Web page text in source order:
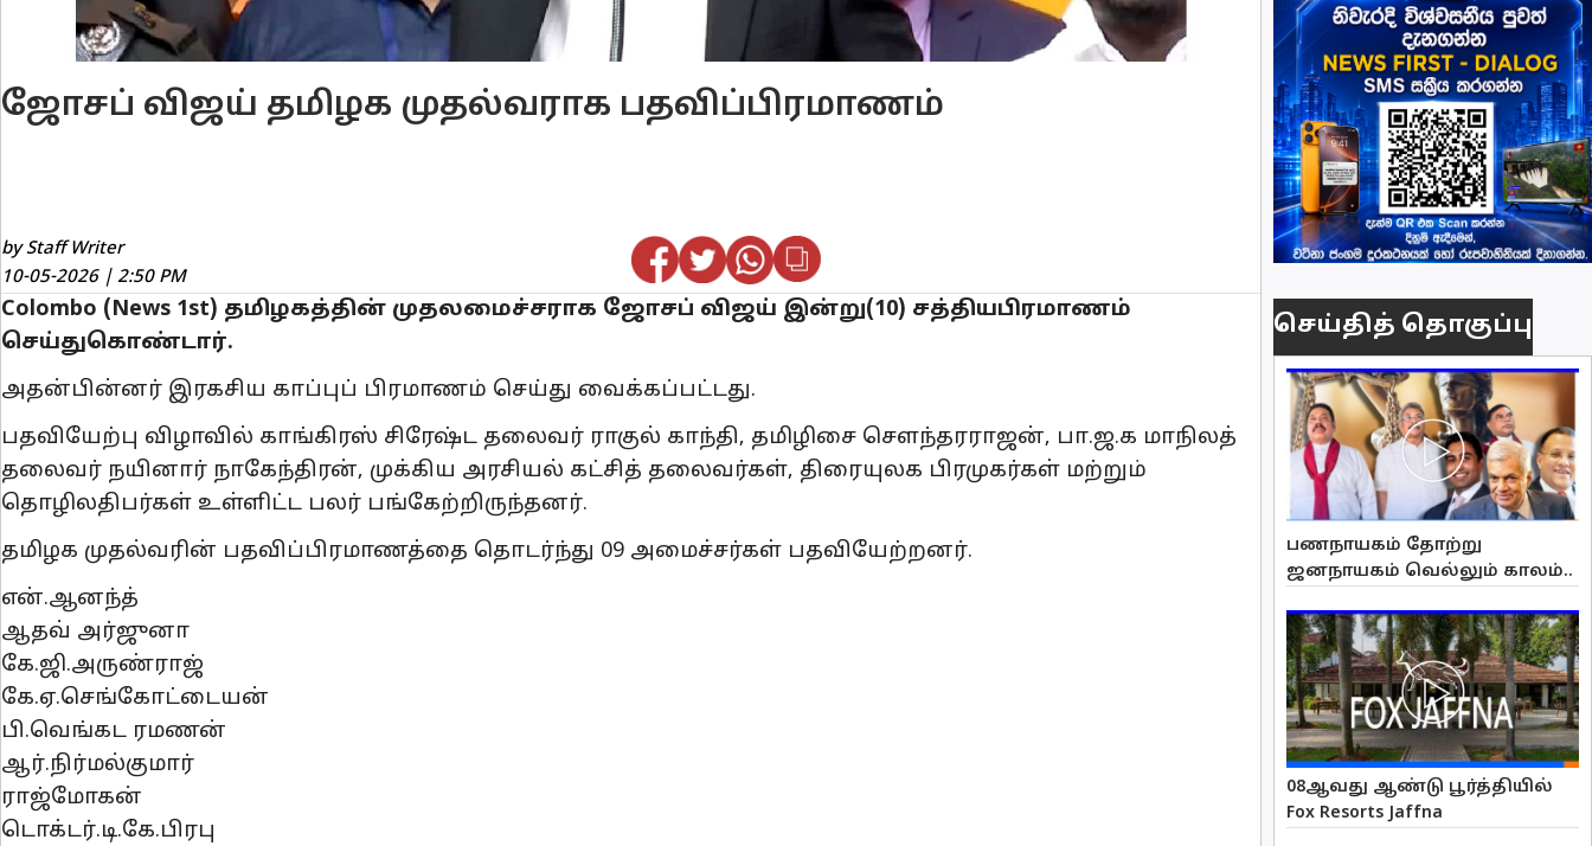
ஜோசப் விஜய் தமிழக முதல்வராக பதவிப்பிரமாணம்
by Staff Writer
10-05-2026 | 2:50 PM
Colombo (News 1st) தமிழகத்தின் முதலமைச்சராக ஜோசப் விஜய் இன்று(10) சத்தியபிரமாணம்
செய்துகொண்டார்.
அதன்பின்னர் இரகசிய காப்புப் பிரமாணம் செய்து வைக்கப்பட்டது.
பதவியேற்பு விழாவில் காங்கிரஸ் சிரேஷ்ட தலைவர் ராகுல் காந்தி, தமிழிசை சௌந்தரராஜன், பா.ஜ.க மாநிலத்
தலைவர் நயினார் நாகேந்திரன், முக்கிய அரசியல் கட்சித் தலைவர்கள், திரையுலக பிரமுகர்கள் மற்றும்
தொழிலதிபர்கள் உள்ளிட்ட பலர் பங்கேற்றிருந்தனர்.
தமிழக முதல்வரின் பதவிப்பிரமாணத்தை தொடர்ந்து 09 அமைச்சர்கள் பதவியேற்றனர்.
என்.ஆனந்த்
ஆதவ் அர்ஜுனா
கே.ஜி.அருண்ராஜ்
கே.ஏ.செங்கோட்டையன்
பி.வெங்கட ரமணன்
ஆர்.நிர்மல்குமார்
ராஜ்மோகன்
டொக்டர்.டி.கே.பிரபு
செய்தித் தொகுப்பு
பணநாயகம் தோற்று
ஜனநாயகம் வெல்லும் காலம்..
08ஆவது ஆண்டு பூர்த்தியில்
Fox Resorts Jaffna